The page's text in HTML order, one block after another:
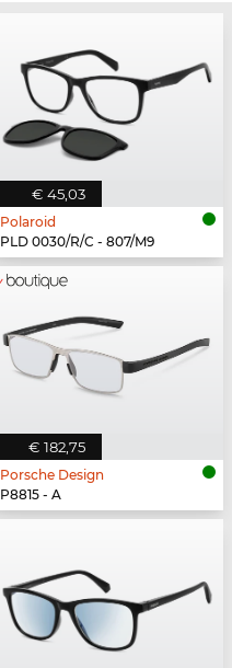
€ 45,03
Polaroid
PLD 0030/R/C - 807/M9
€ 182,75
Porsche Design
P8815 - A